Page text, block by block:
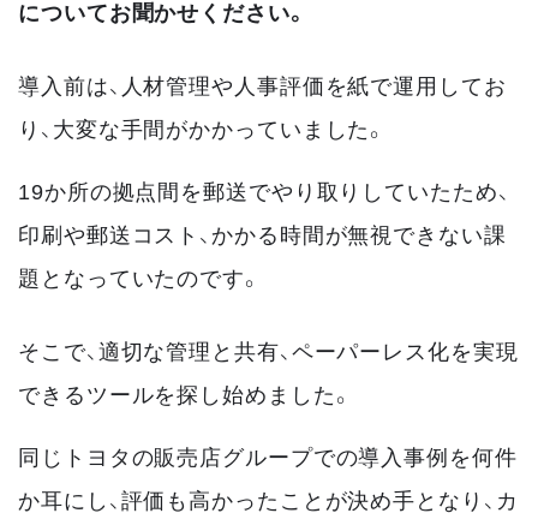
についてお聞かせください。
導入前は、人材管理や人事評価を紙で運用してお
り、大変な手間がかかっていました。
19か所の拠点間を郵送でやり取りしていたため、
印刷や郵送コスト、かかる時間が無視できない課
題となっていたのです。
そこで、適切な管理と共有、ペーパーレス化を実現
できるツールを探し始めました。
同じトヨタの販売店グループでの導入事例を何件
か耳にし、評価も高かったことが決め手となり、カ